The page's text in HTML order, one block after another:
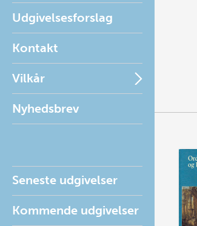
Udgivelsesforslag
Kontakt
Vilkår
Nyhedsbrev
Seneste udgivelser
Kommende udgivelser